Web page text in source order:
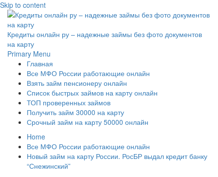
Skip to content
Кредиты онлайн ру – надежные займы без фото документов
на карту
Primary Menu
Главная
Все МФО России работающие онлайн
Взять займ пенсионеру онлайн
Список быстрых займов на карту онлайн
ТОП проверенных займов
Получить займ 30000 на карту
Срочный займ на карту 50000 онлайн
Home
Все МФО России работающие онлайн
Новый займ на карту России. РосБР выдал кредит банку
“Снежинский”